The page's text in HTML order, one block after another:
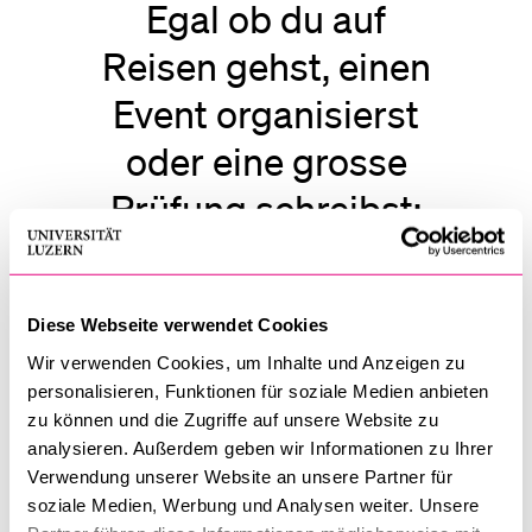
Diese Webseite verwendet Cookies
Wir verwenden Cookies, um Inhalte und Anzeigen zu
personalisieren, Funktionen für soziale Medien anbieten
zu können und die Zugriffe auf unsere Website zu
analysieren. Außerdem geben wir Informationen zu Ihrer
Verwendung unserer Website an unsere Partner für
soziale Medien, Werbung und Analysen weiter. Unsere
Egal ob du auf
Reisen gehst, einen
Event organisierst
oder eine grosse
Prüfung schreibst:
A und O.
Tipps
Alle anzeigen